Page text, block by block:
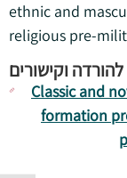
ethnic and
religious pre-
וקישורים
Classic and
formation